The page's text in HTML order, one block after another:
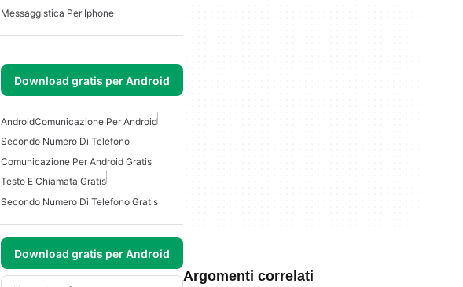
Messaggistica Per Iphone
Download gratis per Android
AndroidComunicazione Per Android
Secondo Numero Di Telefono
Comunicazione Per Android Gratis
Testo E Chiamata Gratis
Secondo Numero Di Telefono Gratis
Download gratis per Android
Argomenti correlati